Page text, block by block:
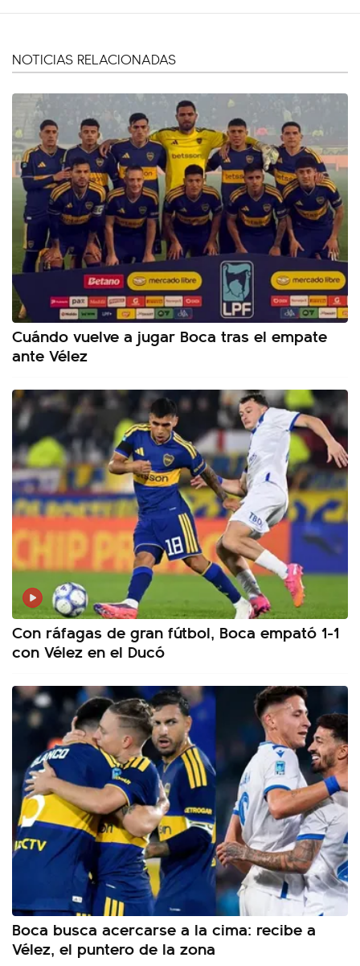
NOTICIAS RELACIONADAS
Cuándo vuelve a jugar Boca tras el empate
ante Vélez
Con ráfagas de gran fútbol, Boca empató 1-1
con Vélez en el Ducó
Boca busca acercarse a la cima: recibe a
Vélez, el puntero de la zona